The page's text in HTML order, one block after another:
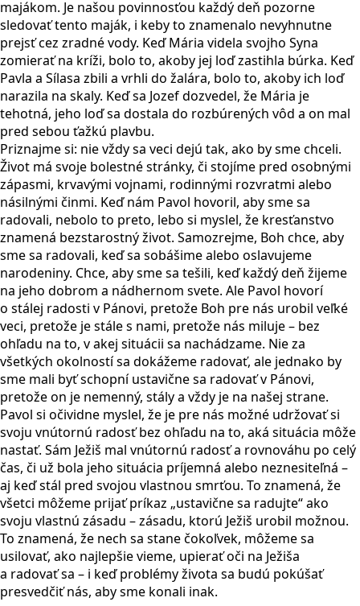
majákom. Je našou povinnosťou každý deň pozorne
sledovať tento maják, i keby to znamenalo nevyhnutne
prejsť cez zradné vody. Keď Mária videla svojho Syna
zomierať na kríži, bolo to, akoby jej loď zastihla búrka. Keď
Pavla a Sílasa zbili a vrhli do žalára, bolo to, akoby ich loď
narazila na skaly. Keď sa Jozef dozvedel, že Mária je
tehotná, jeho loď sa dostala do rozbúrených vôd a on mal
pred sebou ťažkú plavbu.
Priznajme si: nie vždy sa veci dejú tak, ako by sme chceli.
Život má svoje bolestné stránky, či stojíme pred osobnými
zápasmi, krvavými vojnami, rodinnými rozvratmi alebo
násilnými činmi. Keď nám Pavol hovoril, aby sme sa
radovali, nebolo to preto, lebo si myslel, že kresťanstvo
znamená bezstarostný život. Samozrejme, Boh chce, aby
sme sa radovali, keď sa sobášime alebo oslavujeme
narodeniny. Chce, aby sme sa tešili, keď každý deň žijeme
na jeho dobrom a nádhernom svete. Ale Pavol hovorí
o stálej radosti v Pánovi, pretože Boh pre nás urobil veľké
veci, pretože je stále s nami, pretože nás miluje – bez
ohľadu na to, v akej situácii sa nachádzame. Nie za
všetkých okolností sa dokážeme radovať, ale jednako by
sme mali byť schopní ustavične sa radovať v Pánovi,
pretože on je nemenný, stály a vždy je na našej strane.
Pavol si očividne myslel, že je pre nás možné udržovať si
svoju vnútornú radosť bez ohľadu na to, aká situácia môže
nastať. Sám Ježiš mal vnútornú radosť a rovnováhu po celý
čas, či už bola jeho situácia príjemná alebo neznesiteľná –
aj keď stál pred svojou vlastnou smrťou. To znamená, že
všetci môžeme prijať príkaz „ustavične sa radujte“ ako
svoju vlastnú zásadu – zásadu, ktorú Ježiš urobil možnou.
To znamená, že nech sa stane čokoľvek, môžeme sa
usilovať, ako najlepšie vieme, upierať oči na Ježiša
a radovať sa – i keď problémy života sa budú pokúšať
presvedčiť nás, aby sme konali inak.